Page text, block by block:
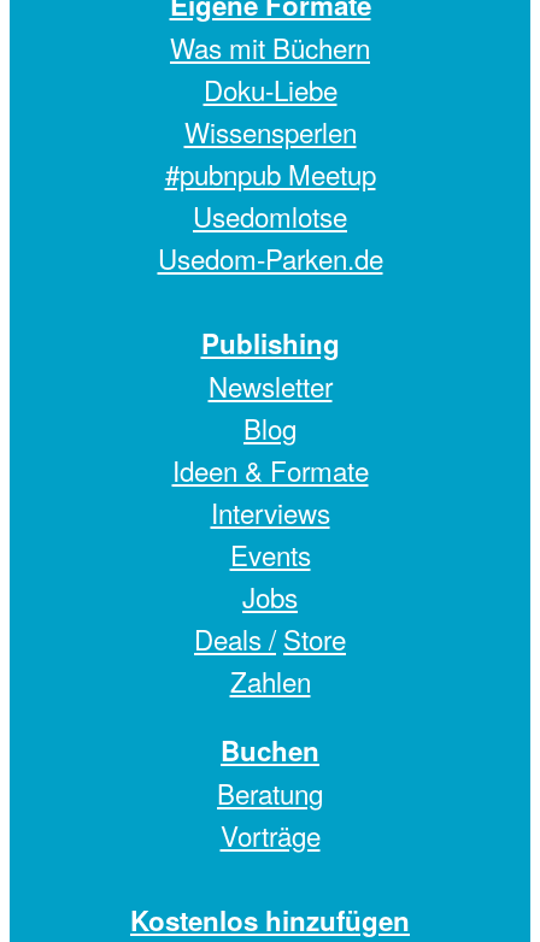
Was mit Büchern
Doku-Liebe
Wissensperlen
#pubnpub Meetup
Usedomlotse
Usedom-Parken.de
Publishing
Newsletter
Blog
Ideen & Formate
Interviews
Events
Jobs
Deals / Store
Zahlen
Buchen
Beratung
Vorträge
Kostenlos hinzufügen